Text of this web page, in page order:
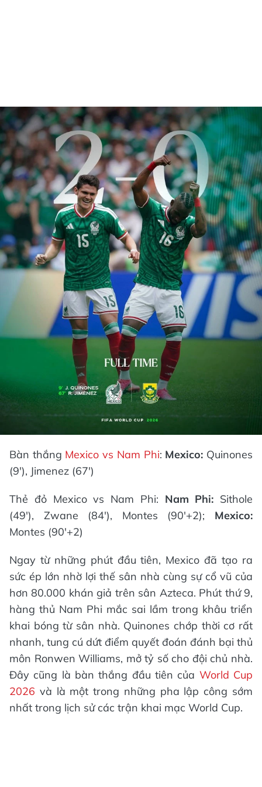
Bàn thắng Mexico vs Nam Phi: Mexico: Quinones
(9'), Jimenez (67')
Thẻ đỏ Mexico vs Nam Phi: Nam Phi: Sithole
(49'), Zwane (84'), Montes (90'+2); Mexico:
Montes (90'+2)
Ngay từ những phút đầu tiên, Mexico đã tạo ra
sức ép lớn nhờ lợi thế sân nhà cùng sự cổ vũ của
hơn 80.000 khán giả trên sân Azteca. Phút thứ 9,
hàng thủ Nam Phi mắc sai lầm trong khâu triển
khai bóng từ sân nhà. Quinones chớp thời cơ rất
nhanh, tung cú dứt điểm quyết đoán đánh bại thủ
môn Ronwen Williams, mở tỷ số cho đội chủ nhà.
Đây cũng là bàn thắng đầu tiên của World Cup
2026 và là một trong những pha lập công sớm
nhất trong lịch sử các trận khai mạc World Cup.